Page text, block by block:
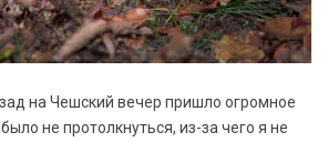
на Чешский вечер пришло огромное
не протолкнуться, из-за чего я не